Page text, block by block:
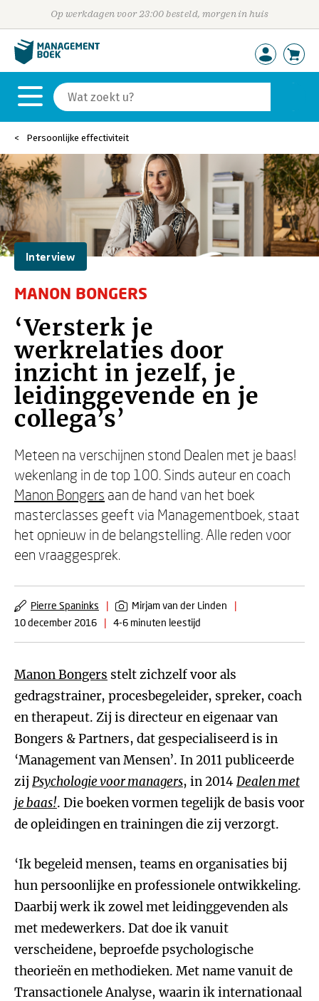
Op werkdagen voor 23:00 besteld, morgen in huis
Persoonlijke effectiviteit
Interview
MANON BONGERS
‘Versterk je
werkrelaties door
inzicht in jezelf, je
leidinggevende en je
collega’s’
Meteen na verschijnen stond Dealen met je baas!
wekenlang in de top 100. Sinds auteur en coach
Manon Bongers aan de hand van het boek
masterclasses geeft via Managementboek, staat
het opnieuw in de belangstelling. Alle reden voor
een vraaggesprek.
Pierre Spaninks | Mirjam van der Linden
|
10 december 2016
| 4-6 minuten leestijd
Manon Bongers stelt zichzelf voor als
gedragstrainer, procesbegeleider, spreker, coach
en therapeut. Zij is directeur en eigenaar van
Bongers & Partners, dat gespecialiseerd is in
‘Management van Mensen’. In 2011 publiceerde
zij Psychologie voor managers, in 2014Dealen met
je baas!. Die boeken vormen tegelijk de basis voor
de opleidingen en trainingen die zij verzorgt.
‘Ik begeleid mensen, teams en organisaties bij
hun persoonlijke en professionele ontwikkeling.
Daarbij werk ik zowel met leidinggevenden als
met medewerkers. Dat doe ik vanuit
verscheidene, beproefde psychologische
theorieën en methodieken. Met name vanuit de
Transactionele Analyse, waarin ik internationaal